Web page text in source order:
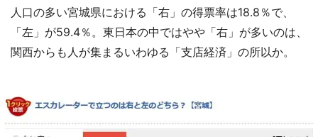
都道府選択
人口の多い宮城県における「右」の得票率は18.8％で、
「左」が59.4％。東日本の中ではやや「右」が多いのは、
関西からも人が集まるいわゆる「支店経済」の所以か。